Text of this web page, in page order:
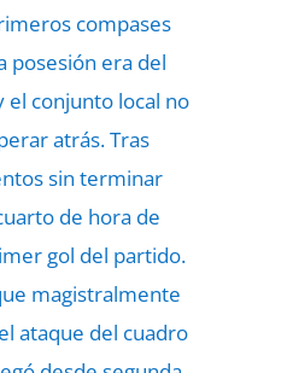
compases
posesión era del
el conjunto local no
atrás. Tras
sin terminar
de hora de
gol del partido.
magistralmente
ataque del cuadro